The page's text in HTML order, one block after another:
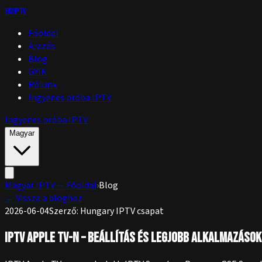
huIPTV
Főoldal
Árazás
Blog
GYIK
Rólunk
Ingyenes próba IPTV
Ingyenes próba IPTV
Magyar
Magyar IPTV — Főoldal›Blog
← Vissza a bloghoz
2026-06-04Szerző: Hungary IPTV csapat
IPTV Apple TV-n – Beállítás és legjobb